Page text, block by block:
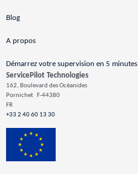
ServicePilot Technologies
162, Boulevard des Océanides
Pornichet
F-44380
FR
+33 2 40 60 13 30
Blog
A propos
Démarrez votre supervision en 5 minutes